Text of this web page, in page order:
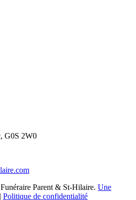
G0S 2W0
Parent & St-Hilaire. Une
| Politique de confidentialité